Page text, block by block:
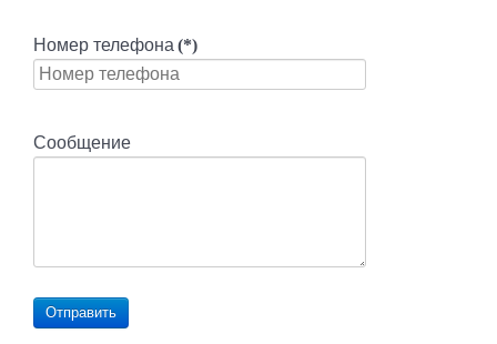
Номер телефона (*)
Сообщение
Отправить